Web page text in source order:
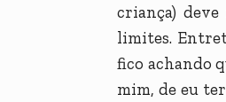
criança)
limites.
fico achando
mim, de eu